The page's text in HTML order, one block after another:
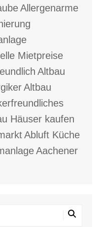
Allergenarme
Mietpreise
Altbau
Altbau
Häuser kaufen
Abluft Küche
Aachener